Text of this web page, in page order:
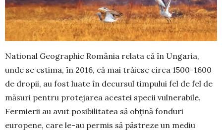
National Geographic România relata că în Ungaria,
unde se estima, în 2016, că mai trăiesc circa 1500-1600
de dropii, au fost luate în decursul timpului fel de fel de
mă­suri pentru protejarea acestei specii vulne­rabile.
Fermierii au avut posibilitatea să obțină fonduri
europene, care le-au permis să păstreze un mediu